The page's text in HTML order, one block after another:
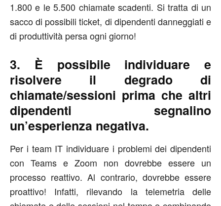
1.800 e le 5.500 chiamate scadenti. Si tratta di un
sacco di possibili ticket, di dipendenti danneggiati e
di produttività persa ogni giorno!
3. È possibile individuare e
risolvere il degrado di
chiamate/sessioni prima che altri
dipendenti segnalino
un’esperienza negativa.
Per i team IT individuare i problemi dei dipendenti
con Teams e Zoom non dovrebbe essere un
processo reattivo. Al contrario, dovrebbe essere
proattivo! Infatti, rilevando la telemetria delle